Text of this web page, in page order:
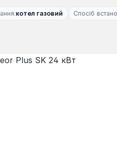
котел газовий Спосіб